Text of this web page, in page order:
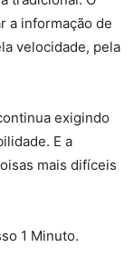
a informação de
velocidade, pela
exigindo
E a
mais difíceis
1 Minuto.